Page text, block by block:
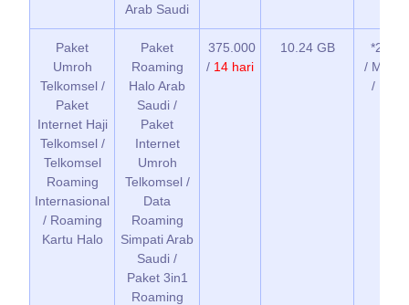
Arab Saudi
Paket
Umroh
Telkomsel /
Paket
Internet Haji
Telkomsel /
Telkomsel
Roaming
Internasional
/ Roaming
Kartu Halo
Paket
Roaming
Halo Arab
Saudi /
Paket
Internet
Umroh
Telkomsel /
Data
Roaming
Simpati Arab
Saudi /
Paket 3in1
Roaming
375.000
/ 14 hari
10.24 GB
/
/